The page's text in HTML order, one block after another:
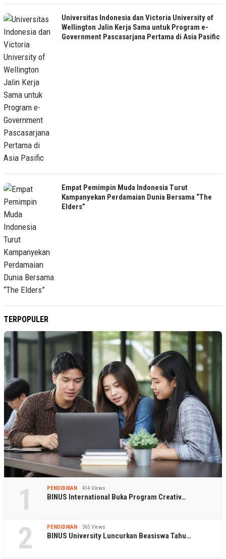
Universitas Indonesia dan Victoria University of
Wellington Jalin Kerja Sama untuk Program e-
Government Pascasarjana Pertama di Asia Pasific
Empat Pemimpin Muda Indonesia Turut
Kampanyekan Perdamaian Dunia Bersama “The
Elders”
TERPOPULER
1 PENDIDIKAN 414 Views
BINUS International Buka Program Creativ…
2 PENDIDIKAN 365 Views
BINUS University Luncurkan Beasiswa Tahu…